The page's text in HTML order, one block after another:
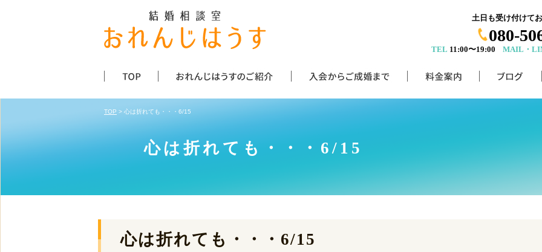
土日も受け付けて
080-
TEL 11:00〜19:00 MAIL・
TOP > 心は折れても・・・6/15
心は折れても・・・6/15
心は折れても・・・6/15